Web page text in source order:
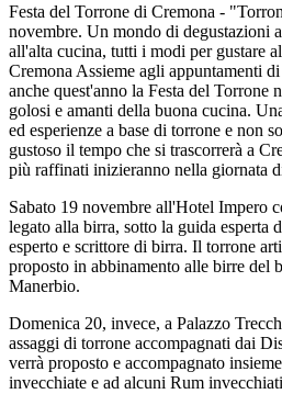
Festa del Torrone di Cremona -
novembre. Un mondo di degustazioni
all'alta cucina, tutti i modi per gustare
Cremona Assieme agli appuntamenti
anche quest'anno la Festa del Torrone
golosi e amanti della buona cucina.
ed esperienze a base di torrone e non
gustoso il tempo che si trascorrerà a
più raffinati inizieranno nella giornata
Sabato 19 novembre all'Hotel Impero
legato alla birra, sotto la guida esperta
esperto e scrittore di birra. Il torrone
proposto in abbinamento alle birre del
Manerbio.
Domenica 20, invece, a Palazzo
assaggi di torrone accompagnati dai
verrà proposto e accompagnato
invecchiate e ad alcuni Rum